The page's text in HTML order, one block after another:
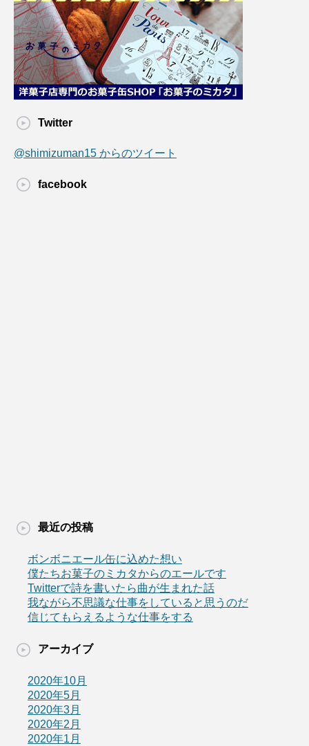
Twitter
@shimizuman15 からのツイート
facebook
最近の投稿
ボンボニエール缶に込めた想い
僕たちお菓子のミカタからのエールです
Twitterで詩を書いたら曲が生まれた話
我ながら不思議な仕事をしていると思うのだ
信じてもらえるような仕事をする
アーカイブ
2020年10月
2020年5月
2020年3月
2020年2月
2020年1月